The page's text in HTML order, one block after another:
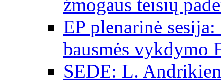
źmogaus teisių
EP plenarinė
bausmės vykdymo
SEDE: L.